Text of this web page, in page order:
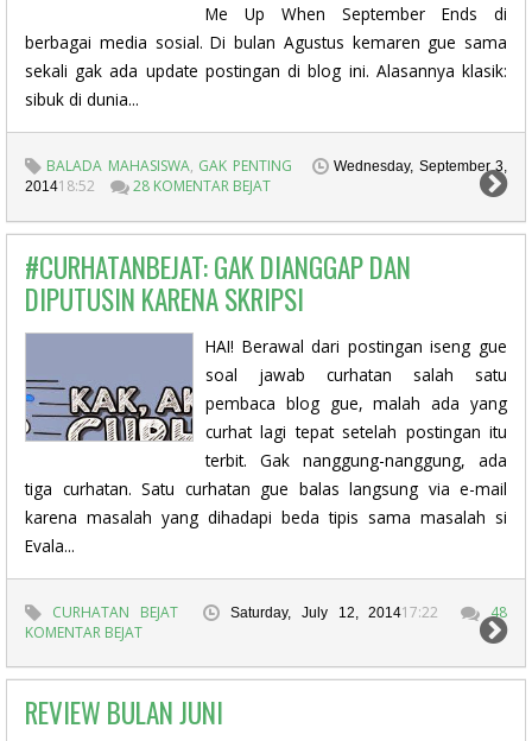
Me Up When September Ends di
berbagai media sosial. Di bulan Agustus kemaren gue sama
sekali gak ada update postingan di blog ini. Alasannya klasik:
sibuk di dunia...
BALADA MAHASISWA, GAK PENTING
Wednesday, September 3,
201418:52 28 KOMENTAR BEJAT
#CURHATANBEJAT: GAK DIANGGAP DAN
DIPUTUSIN KARENA SKRIPSI
HAI! Berawal dari postingan iseng gue
soal jawab curhatan salah satu
pembaca blog gue, malah ada yang
curhat lagi tepat setelah postingan itu
terbit. Gak nanggung-nanggung, ada
tiga curhatan. Satu curhatan gue balas langsung via e-mail
karena masalah yang dihadapi beda tipis sama masalah si
Evala...
CURHATAN BEJAT Saturday, July 12, 201417:22
48
KOMENTAR BEJAT
REVIEW BULAN JUNI